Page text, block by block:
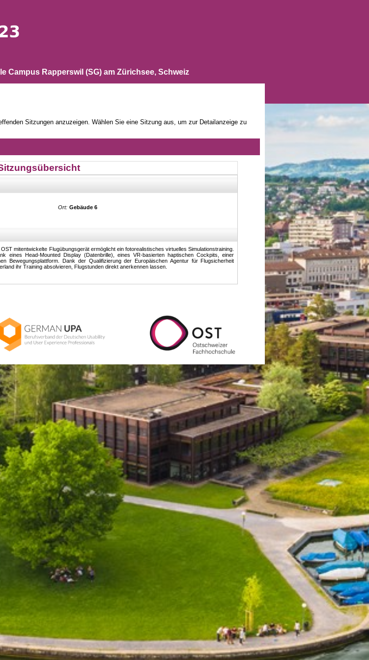
Campus Rapperswil (SG) am Zürichsee, Schweiz
Sitzungen anzuzeigen. Wählen Sie eine Sitzung aus, um zur Detailanzeige zu
Ort: Gebäude 6
mitentwickelte Flugübungsgerät ermöglicht ein fotorealistisches virtuelles Simulationstraining.
eines Head-Mounted Display (Datenbrille), eines VR-basierten haptischen Cockpits, einer
Bewegungsplattform. Dank der Qualifizierung der Europäischen Agentur für Flugsicherheit
ihr Training absolvieren, Flugstunden direkt anerkennen lassen.